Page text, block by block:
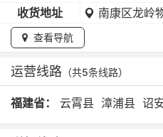
收货地址
南康区龙岭
查看导航
运营线路 （共5条线路）
福建省： 云霄县 漳浦县 诏